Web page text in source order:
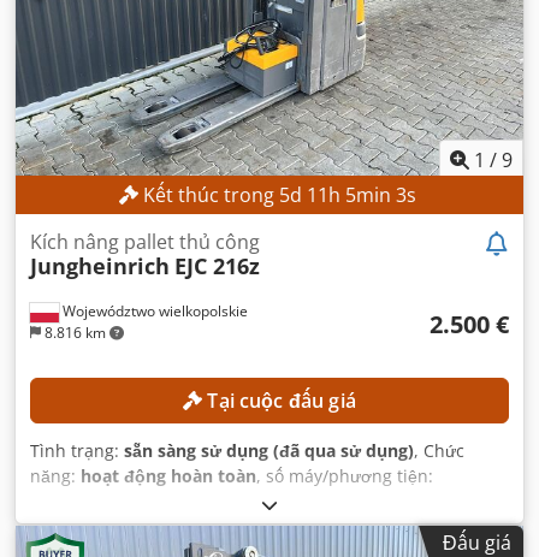
1 /9
Kết thúc trong 5d 11h 5min 1s
Województwo wielkopolskie
8.816 km
Kích nâng pallet thủ công
Jungheinrich EJC 216z
2.500 €
Tại cuộc đấu giá
Tình trạng: sẵn sàng sử dụng (đã qua sử dụng), Chức
năng: hoạt động hoàn toàn, số máy/phương tiện:
2021
cao nâng:2.800 mm, chiều cao xây dựng:1.950 mm,
Đấu giá